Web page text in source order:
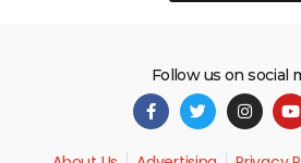
Follow us on social